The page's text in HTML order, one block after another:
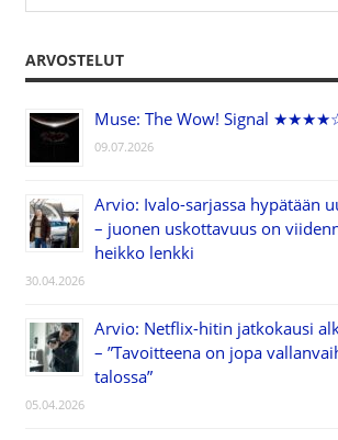
ARVOSTELUT
Muse: The Wow! Signal
09.07.2026
Arvio: Ivalo-sarjassa hypätään
– juonen uskottavuus on
heikko lenkki
30.04.2026
Arvio: Netflix-hitin jatkokausi
– ”Tavoitteena on jopa
talossa”
05.04.2026